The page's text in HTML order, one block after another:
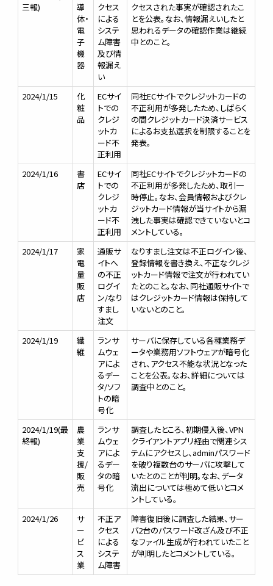
三報)
導
体・
電
子
機
器
クセス
による
システ
ム障害
及び情
報漏え
い
クセスされた事実が確認されたこ
とを公表。なお、情報漏えいしたと
思われるデータの確認作業は継続
中とのこと。
2024/1/15
化
粧
品
ECサイ
トでの
クレジ
ットカ
ード不
正利用
同社ECサイトでクレジットカードの
不正利用が多発したため、しばらく
の間クレジットカード決済サービス
によるお支払選択を制限することを
発表。
2024/1/16
書
店
ECサイ
トでの
クレジ
ットカ
ード不
正利用
同社ECサイトでクレジットカードの
不正利用が多発したため、取引一
時停止。なお、会員情報およびクレ
ジットカード情報が当サイトから漏
洩した事実は確認できていないとコ
メントしている。
2024/1/17
家
電
量
販
店
通販サ
イトへ
の不正
ログイ
ン/なり
すまし
注文
なりすまし注文は不正ログイン後、
登録情報を書き換え、不正なクレジ
ットカード情報で注文が行われてい
たとのこと。なお、同社通販サイトで
はクレジットカード情報は保持して
いないとのこと。
2024/1/19
繊
維
ランサ
ムウェ
アによ
るデー
タ/ソフ
トの暗
号化
サーバに保存している各種業務デ
ータや業務用ソフトウェアが暗号化
され、アクセス不能な状況となった
ことを公表。なお、詳細については
調査中とのこと。
2024/1/19(最
終報)
農
業
支
援/
販
売
ランサ
ムウェ
アによ
るデー
タの暗
号化
調査したところ、初期侵入後、VPN
クライアントアプリ経由で関連シス
テムにアクセスし、adminパスワード
を破り複数台のサーバに攻撃して
いたとのことが判明。なお、データ
流出については極めて低いとコメ
ントしている。
2024/1/26
サ
ー
ビ
ス
業
不正ア
クセス
による
システ
ム障害
障害復旧後に調査した結果、サー
バ2台のパスワード改ざん及び不正
なファイル生成が行われていたこと
が判明したとコメントしている。